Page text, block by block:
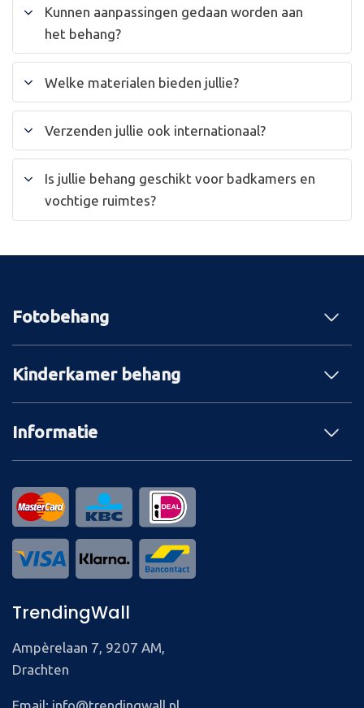
Kunnen aanpassingen gedaan worden aan
het behang?
Welke materialen bieden jullie?
Verzenden jullie ook internationaal?
Is jullie behang geschikt voor badkamers en
vochtige ruimtes?
Fotobehang
Kinderkamer behang
Informatie
TrendingWall
Ampèrelaan 7, 9207 AM,
Drachten